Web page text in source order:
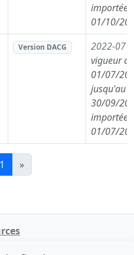
importée
01/10/
Version DACG 2022-07
vigueur
01/07/
jusqu'au
30/09/
importée
01/07/
1 »